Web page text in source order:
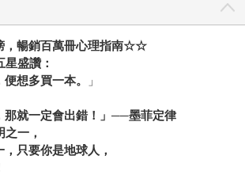
暢銷百萬冊心理指南☆☆
盛讚：
便想多買一本。 」
那就一定會出錯！」──墨菲定律
一，
只要你是地球人，